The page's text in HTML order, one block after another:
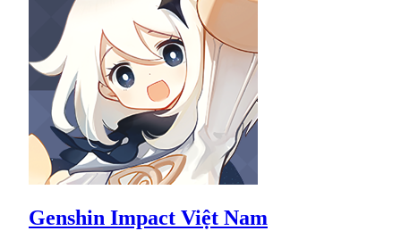
Genshin Impact Việt Nam